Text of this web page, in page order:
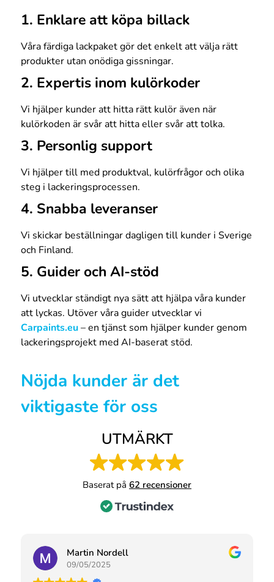
1. Enklare att köpa billack
Våra färdiga lackpaket gör det enkelt att välja rätt
produkter utan onödiga gissningar.
2. Expertis inom kulörkoder
Vi hjälper kunder att hitta rätt kulör även när
kulörkoden är svår att hitta eller svår att tolka.
3. Personlig support
Vi hjälper till med produktval, kulörfrågor och olika
steg i lackeringsprocessen.
4. Snabba leveranser
Vi skickar beställningar dagligen till kunder i Sverige
och Finland.
5. Guider och AI-stöd
Vi utvecklar ständigt nya sätt att hjälpa våra kunder
att lyckas. Utöver våra guider utvecklar vi
Carpaints.eu– en tjänst som hjälper kunder genom
lackeringsprojekt med AI-baserat stöd.
Nöjda kunder är det
viktigaste för oss
UTMÄRKT
Baserat på 62 recensioner
Martin Nordell
09/05/2025